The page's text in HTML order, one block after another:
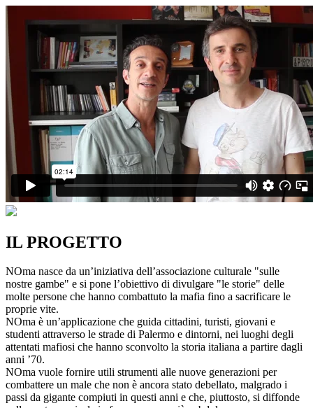
IL PROGETTO
NOma nasce da un’iniziativa dell’associazione culturale "sulle
nostre gambe" e si pone l’obiettivo di divulgare "le storie" delle
molte persone che hanno combattuto la mafia fino a sacrificare le
proprie vite.
NOma è un’applicazione che guida cittadini, turisti, giovani e
studenti attraverso le strade di Palermo e dintorni, nei luoghi degli
attentati mafiosi che hanno sconvolto la storia italiana a partire dagli
anni ’70.
NOma vuole fornire utili strumenti alle nuove generazioni per
combattere un male che non è ancora stato debellato, malgrado i
passi da gigante compiuti in questi anni e che, piuttosto, si diffonde